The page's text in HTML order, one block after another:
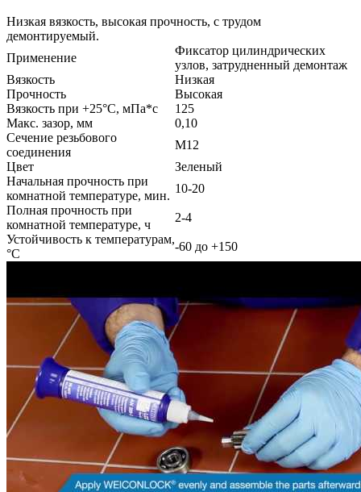
Низкая вязкость, высокая прочность, с трудом
демонтируемый.
Применение
Фиксатор цилиндрических
узлов, затрудненный демонтаж
Вязкость
Низкая
Прочность
Высокая
Вязкость при +25°С, мПа*с
125
Макс. зазор, мм
0,10
Сечение резьбового
соединения
М12
Цвет
Зеленый
Начальная прочность при
комнатной температуре, мин.
10-20
Полная прочность при
комнатной температуре, ч
2-4
Устойчивость к температурам,
°С
-60 до +150